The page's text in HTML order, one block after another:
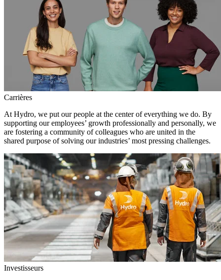
Carrières
At Hydro, we put our people at the center of everything we do. By
supporting our employees’ growth professionally and personally, we
are fostering a community of colleagues who are united in the
shared purpose of solving our industries’ most pressing challenges.
Investisseurs